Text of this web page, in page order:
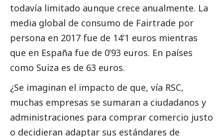
todavía limitado aunque crece anualmente. La
media global de consumo de Fairtrade por
persona en 2017 fue de 14’1 euros mientras
que en España fue de 0’93 euros. En países
como Suiza es de 63 euros.
¿Se imaginan el impacto de que, vía RSC,
muchas empresas se sumaran a ciudadanos y
administraciones para comprar comercio justo
o decidieran adaptar sus estándares de